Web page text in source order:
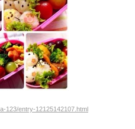
123/entry-12125142107.html